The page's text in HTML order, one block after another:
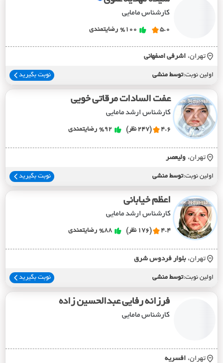
کارشناس مامایی
5.0
%100 رضایتمندی
تهران، اشرفي اصفهاني
اولین نوبت:توسط منشی نوبت بگیرید
عفت السادات مرقاتی خویی
کارشناس ارشد مامایی
4.6 (247 نظر) %92 رضایتمندی
تهران، وليعصر
اولین نوبت:توسط منشی نوبت بگیرید
اعظم خیابانی
کارشناس ارشد مامایی
4.4 (176 نظر) %88 رضایتمندی
تهران، بلوار فردوس شرق
اولین نوبت:توسط منشی نوبت بگیرید
فرزانه رفایی عبدالحسین زاده
کارشناس مامایی
تهران، افسريه